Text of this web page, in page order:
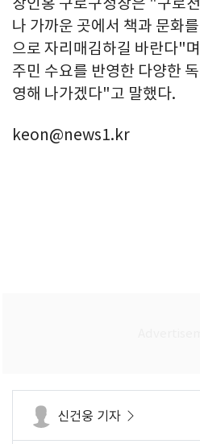
나 가까운 곳에서 책과 문화
으로 자리매김하길 바란다"
주민 수요를 반영한 다양한
영해 나가겠다"고 말했다.
keon@news1.kr
신건웅 기자